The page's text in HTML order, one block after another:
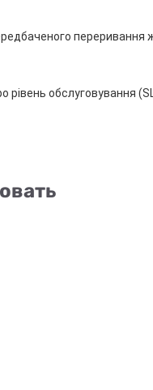
рівень обслуговування